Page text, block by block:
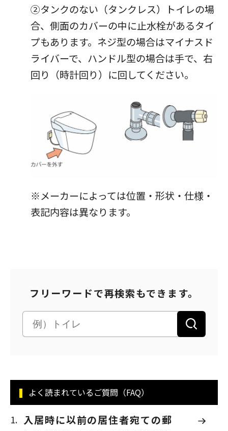
②タンクのない（タンクレス）トイレの場
合、側面のカバーの中に止水栓があるタイ
プもあります。ネジ型の場合はマイナスド
ライバーで、ハンドル型の場合は手で、右
回り（時計回り）に回してください。
※メーカーによっては位置・形状・仕様・
表記内容は異なります。
フリーワードで再検索もできます。
よく読まれているご質問（FAQ）
入居時に以前の居住者宛ての郵